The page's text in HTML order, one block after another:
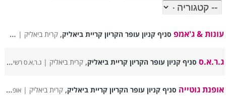
עונות & ג'אמפ סניף קניון עופר הקריון קריית ביאליק,קרית ביאליק |
ג.ר.א.ס סניף קניון עופר הקריון קריית ביאליק,קרית ביאליק |ג.ר.א.ס רשימת סניפים
אופנת גוטייה סניף קניון עופר הקריון קריית ביאליק,קרית ביאליק |אופנת גוטייה רשימת סניפים